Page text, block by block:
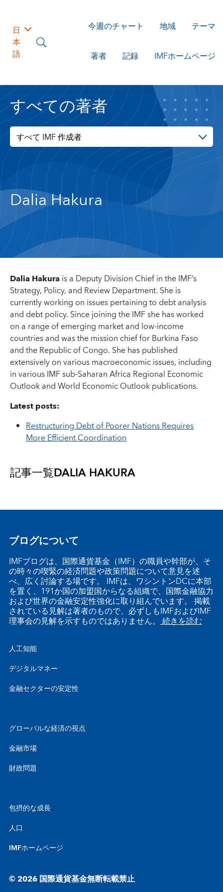
日
本
語
今週のチャート 地域 テーマ
著者 記録 IMFホームページ
すべての著者
すべて IMF 作成者
Dalia Hakura
Dalia Hakurais a Deputy Division Chief in the IMF’s
Strategy, Policy, and Review Department. She is
currently working on issues pertaining to debt analysis
and debt policy. Since joining the IMF she has worked
on a range of emerging market and low-income
countries and was the mission chief for Burkina Faso
and the Republic of Congo. She has published
extensively on various macroeconomic issues, including
in various IMF sub-Saharan Africa Regional Economic
Outlook and World Economic Outlook publications.
Latest posts:
Restructuring Debt of Poorer Nations Requires
More Efficient Coordination
記事一覧DALIA HAKURA
ブログについて
IMFブログは、国際通貨基金（IMF）の職員や幹部が、そ
の時々の喫緊の経済問題や政策問題について意見を述
べ、広く討論する場です。 IMFは、ワシントンDCに本部
を置く、191か国の加盟国からなる組織で、国際金融協力
および世界の金融安定性強化に取り組んでいます。 掲載
されている見解は著者のもので、必ずしもIMFおよびIMF
理事会の見解を示すものではありません。 続きを読む
人工知能
デジタルマネー
金融セクターの安定性
グローバルな経済の視点
金融市場
財政問題
包摂的な成長
人口
IMFホームページ
© 2026 国際通貨基金無断転載禁止